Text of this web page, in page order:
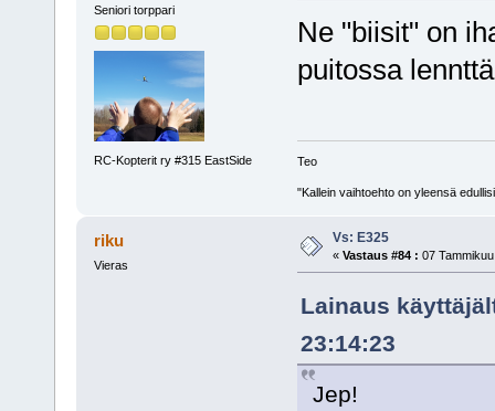
Seniori torppari
RC-Kopterit ry #315 EastSide
Ne "biisit" on
puitossa
Teo
"Kallein vaihtoehto on yleensä
riku
Vieras
Vs: E325
« Vastaus #84 : 07
Lainaus
23:14:23
Jep!